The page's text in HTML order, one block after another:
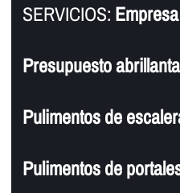
SERVICIOS:
Presupuesto
Pulimentos de
Pulimentos de